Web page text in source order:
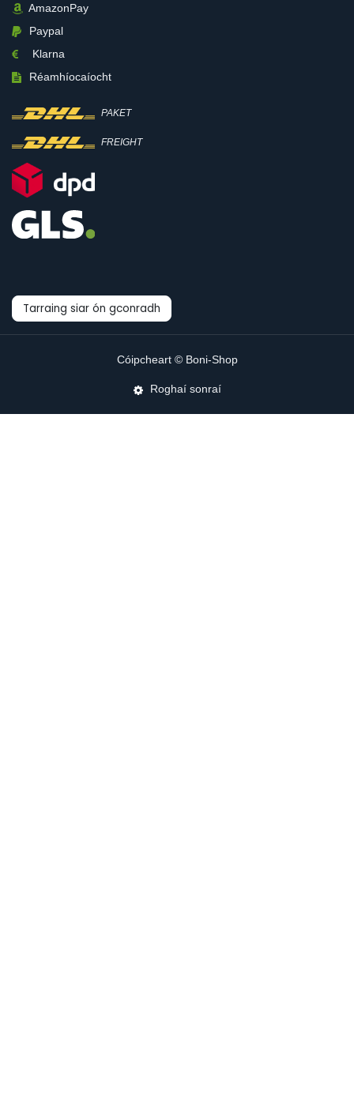
AmazonPay
Paypal
Klarna
Réamhíocaíocht
PAKET
FREIGHT
Tarraing siar ón gconradh
Cóipcheart © Boni-Shop
Roghaí sonraí